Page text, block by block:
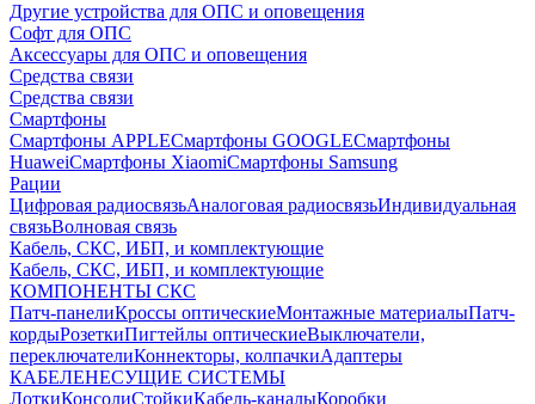
Другие устройства для ОПС и оповещения
Софт для ОПС
Аксессуары для ОПС и оповещения
Средства связи
Средства связи
Смартфоны
Смартфоны APPLEСмартфоны GOOGLEСмартфоны
HuaweiСмартфоны XiaomiСмартфоны Samsung
Рации
Цифровая радиосвязьАналоговая радиосвязьИндивидуальная
связьВолновая связь
Кабель, СКС, ИБП, и комплектующие
Кабель, СКС, ИБП, и комплектующие
КОМПОНЕНТЫ СКС
Патч-панелиКроссы оптическиеМонтажные материалыПатч-
кордыРозеткиПигтейлы оптическиеВыключатели,
переключателиКоннекторы, колпачкиАдаптеры
КАБЕЛЕНЕСУЩИЕ СИСТЕМЫ
ЛоткиКонсолиСтойкиКабель-каналыКоробки